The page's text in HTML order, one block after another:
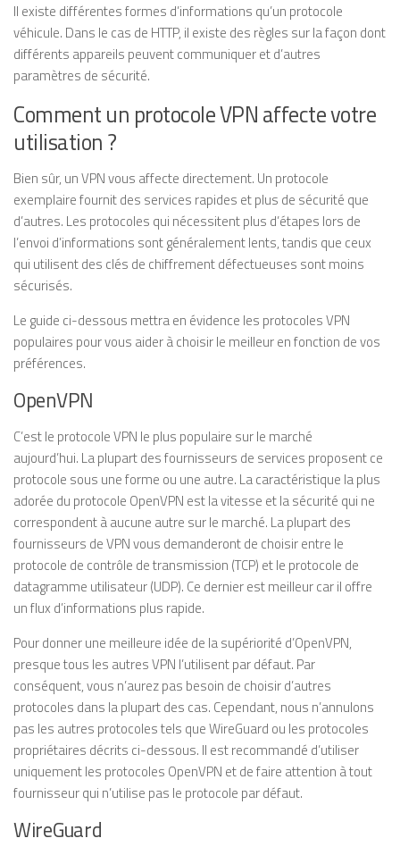
Il existe différentes formes d’informations qu’un protocole
véhicule. Dans le cas de HTTP, il existe des règles sur la façon dont
différents appareils peuvent communiquer et d’autres
paramètres de sécurité.
Comment un protocole VPN affecte votre
utilisation ?
Bien sûr, un VPN vous affecte directement. Un protocole
exemplaire fournit des services rapides et plus de sécurité que
d’autres. Les protocoles qui nécessitent plus d’étapes lors de
l’envoi d’informations sont généralement lents, tandis que ceux
qui utilisent des clés de chiffrement défectueuses sont moins
sécurisés.
Le guide ci-dessous mettra en évidence les protocoles VPN
populaires pour vous aider à choisir le meilleur en fonction de vos
préférences.
OpenVPN
C’est le protocole VPN le plus populaire sur le marché
aujourd’hui. La plupart des fournisseurs de services proposent ce
protocole sous une forme ou une autre. La caractéristique la plus
adorée du protocole OpenVPN est la vitesse et la sécurité qui ne
correspondent à aucune autre sur le marché. La plupart des
fournisseurs de VPN vous demanderont de choisir entre le
protocole de contrôle de transmission (TCP) et le protocole de
datagramme utilisateur (UDP). Ce dernier est meilleur car il offre
un flux d’informations plus rapide.
Pour donner une meilleure idée de la supériorité d’OpenVPN,
presque tous les autres VPN l’utilisent par défaut. Par
conséquent, vous n’aurez pas besoin de choisir d’autres
protocoles dans la plupart des cas. Cependant, nous n’annulons
pas les autres protocoles tels que WireGuard ou les protocoles
propriétaires décrits ci-dessous. Il est recommandé d’utiliser
uniquement les protocoles OpenVPN et de faire attention à tout
fournisseur qui n’utilise pas le protocole par défaut.
WireGuard